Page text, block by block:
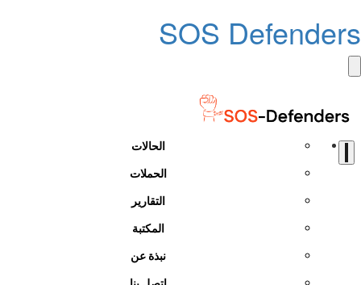
SOS Defenders
الحالات
الحملات
التقارير
المكتبة
نبذة عن